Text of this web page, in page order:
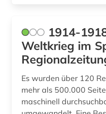
bautzen (1)
bauwerk (1)
1914-
Weltkrieg im
Es wurden über 120
mehr als 500.000
maschinell